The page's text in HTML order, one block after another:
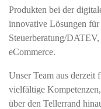
Produkten bei der
innovative Lösungen für
Steuerberatung/
eCommerce.
Unser Team aus derzeit
vielfältige
über den Tellerrand